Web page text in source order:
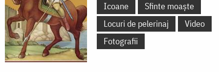
Icoane
Sfinte moaște
Locuri de pelerinaj
Video
Fotografii